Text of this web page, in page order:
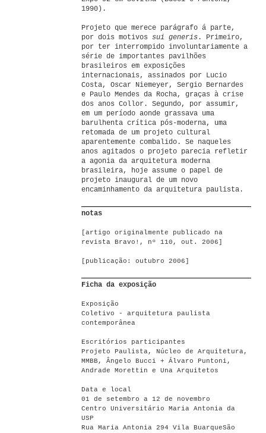
1990).
Projeto que merece parágrafo á parte,
por dois motivos sui generis . Primeiro,
por ter interrompido involuntariamente a
série de importantes pavilhões
brasileiros em exposições
internacionais, assinados por Lucio
Costa, Oscar Niemeyer, Sergio Bernardes
e Paulo Mendes da Rocha, graças à crise
dos anos Collor. Segundo, por assumir,
em um período aonde grassava uma
barulhenta crítica pós-moderna, uma
retomada de um projeto cultural
aparentemente combalido. Se naqueles
anos agitados o projeto parecia refletir
a agonia da arquitetura moderna
brasileira, hoje assume o papel de
projeto inaugural de um novo
encaminhamento da arquitetura paulista.
notas
[artigo originalmente publicado na
revista Bravo!, nº 110, out. 2006]
[publicação: outubro 2006]
Ficha da exposição
Exposição
Coletivo - arquitetura paulista
contemporânea
Escritórios participantes
Projeto Paulista, Núcleo de Arquitetura,
MMBB, Ângelo Bucci + Álvaro Puntoni,
Andrade Morettin e Una Arquitetos
Data e local
01 de setembro a 12 de novembro
Centro Universitário Maria Antonia da
USP
Rua Maria Antonia 294 Vila BuarqueSão